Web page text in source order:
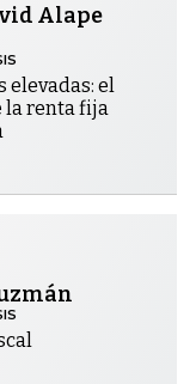
Alape
elevadas: el
la renta fija